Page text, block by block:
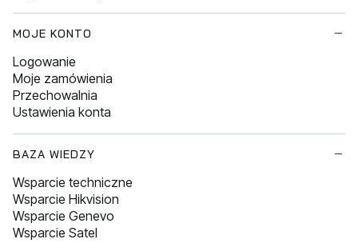
MOJE KONTO
Logowanie
Moje zamówienia
Przechowalnia
Ustawienia konta
BAZA WIEDZY
Wsparcie techniczne
Wsparcie Hikvision
Wsparcie Genevo
Wsparcie Satel